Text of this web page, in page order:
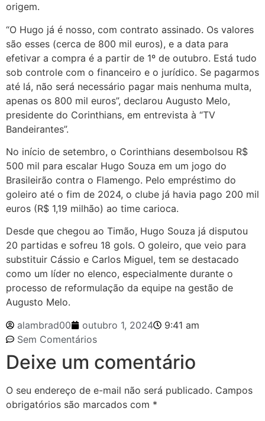
origem.
“O Hugo já é nosso, com contrato assinado. Os valores
são esses (cerca de 800 mil euros), e a data para
efetivar a compra é a partir de 1º de outubro. Está tudo
sob controle com o financeiro e o jurídico. Se pagarmos
até lá, não será necessário pagar mais nenhuma multa,
apenas os 800 mil euros”, declarou Augusto Melo,
presidente do Corinthians, em entrevista à “TV
Bandeirantes”.
No início de setembro, o Corinthians desembolsou R$
500 mil para escalar Hugo Souza em um jogo do
Brasileirão contra o Flamengo. Pelo empréstimo do
goleiro até o fim de 2024, o clube já havia pago 200 mil
euros (R$ 1,19 milhão) ao time carioca.
Desde que chegou ao Timão, Hugo Souza já disputou
20 partidas e sofreu 18 gols. O goleiro, que veio para
substituir Cássio e Carlos Miguel, tem se destacado
como um líder no elenco, especialmente durante o
processo de reformulação da equipe na gestão de
Augusto Melo.
alambrad00
outubro 1, 2024
9:41 am
Sem Comentários
Deixe um comentário
O seu endereço de e-mail não será publicado. Campos
obrigatórios são marcados com *